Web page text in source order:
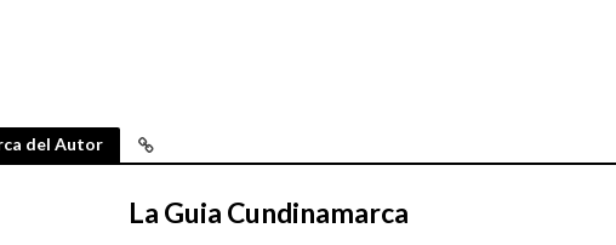
del Autor
La Guia Cundinamarca